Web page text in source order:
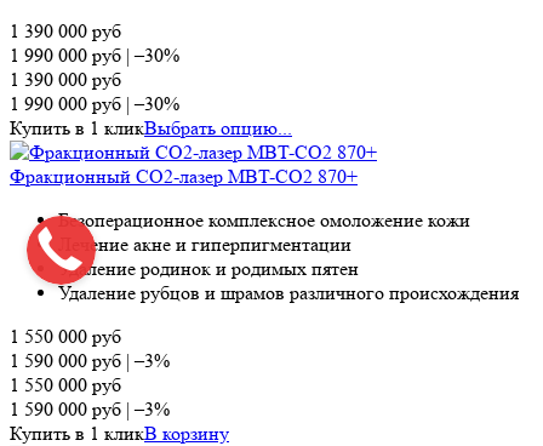
1 390 000 руб
1 990 000 руб |–30%
1 390 000 руб
1 990 000 руб |–30%
Купить в 1 кликВыбрать опцию...
Фракционный СО2-лазер MBT-CO2 870+
Безоперационное комплексное омоложение кожи
Лечение акне и гиперпигментации
Удаление родинок и родимых пятен
Удаление рубцов и шрамов различного происхождения
1 550 000 руб
1 590 000 руб |–3%
1 550 000 руб
1 590 000 руб |–3%
Купить в 1 кликВ корзину